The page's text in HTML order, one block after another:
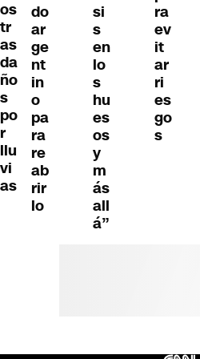
os
tr
as
da
ño
s
po
r
llu
vi
as
do
ar
ge
nt
in
o
pa
ra
re
ab
rir
lo
si
s
en
lo
s
hu
es
os
y
m
ás
all
á”
ra
ev
it
ar
ri
es
go
s